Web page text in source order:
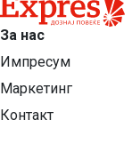
За нас
Импресум
Маркетинг
Контакт